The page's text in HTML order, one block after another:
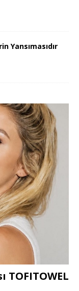
Yansımasıdır
TOFITOWEL